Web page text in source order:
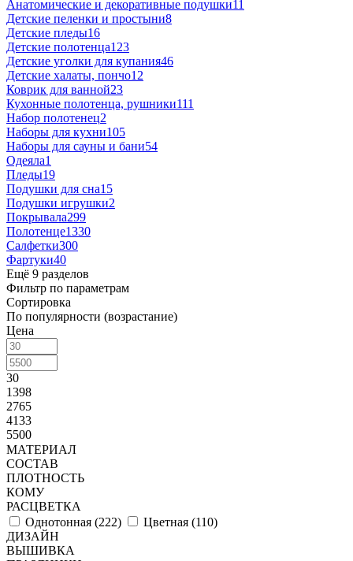
Анатомические и декоративные подушки11
Детские пеленки и простыни8
Детские пледы16
Детские полотенца123
Детские уголки для купания46
Детские халаты, пончо12
Коврик для ванной23
Кухонные полотенца, рушники111
Набор полотенец2
Наборы для кухни105
Наборы для сауны и бани54
Одеяла1
Пледы19
Подушки для сна15
Подушки игрушки2
Покрывала299
Полотенце1330
Салфетки300
Фартуки40
Ещё 9 разделов
Фильтр по параметрам
Сортировка
По популярности (возрастание)
Цена
30
1398
2765
4133
5500
МАТЕРИАЛ
СОСТАВ
ПЛОТНОСТЬ
КОМУ
РАСЦВЕТКА
Однотонная (222) Цветная (110)
ДИЗАЙН
ВЫШИВКА